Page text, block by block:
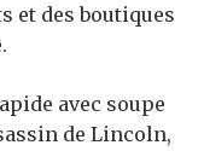
et des boutiques
avec soupe
de Lincoln,